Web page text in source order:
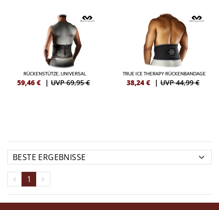
RÜCKENSTÜTZE, UNIVERSAL
59,46 € | UVP 69,95 €
TRUE ICE THERAPY RÜCKENBANDAGE
38,24 € | UVP 44,99 €
1